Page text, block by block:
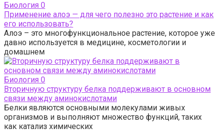
Биология 0
Применение алоэ — для чего полезно это растение и как
его использовать?
Алоэ – это многофункциональное растение, которое уже
давно используется в медицине, косметологии и
домашнем
Биология 0
Вторичную структуру белка поддерживают в основном
связи между аминокислотами
Белки являются основными молекулами живых
организмов и выполняют множество функций, таких
как катализ химических